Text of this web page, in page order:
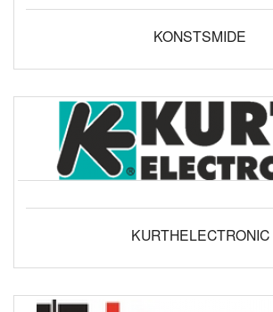
KONSTSMIDE
KURTHELECTRONIC